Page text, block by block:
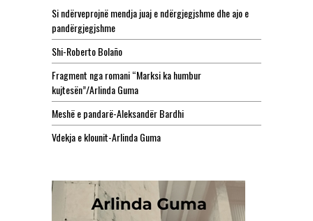
Si ndërveprojnë mendja juaj e ndërgjegjshme dhe ajo e
pandërgjegjshme
Shi-Roberto Bolaño
Fragment nga romani “Marksi ka humbur
kujtesën”/Arlinda Guma
Meshë e pandarë-Aleksandër Bardhi
Vdekja e klounit-Arlinda Guma